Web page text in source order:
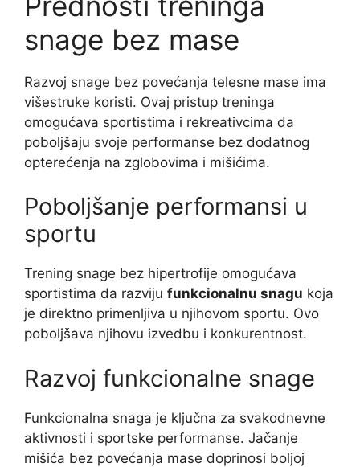
snage bez mase
Razvoj snage bez povećanja telesne mase ima
višestruke koristi. Ovaj pristup treninga
omogućava sportistima i rekreativcima da
poboljšaju svoje performanse bez dodatnog
opterećenja na zglobovima i mišićima.
Poboljšanje performansi u
sportu
Trening snage bez hipertrofije omogućava
sportistima da razviju funkcionalnu snagu koja
je direktno primenljiva u njihovom sportu. Ovo
poboljšava njihovu izvedbu i konkurentnost.
Razvoj funkcionalne snage
Funkcionalna snaga je ključna za svakodnevne
aktivnosti i sportske performanse. Jačanje
mišića bez povećanja mase doprinosi boljoj